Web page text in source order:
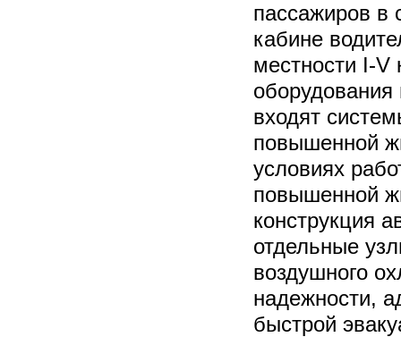
пассажиров в
кабине
местности I-V
входят
повышенной
условиях
повышенной
конструкция
отдельные
воздушного
надежности,
быстрой